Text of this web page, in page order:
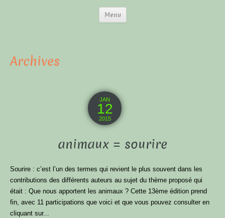
Menu
Archives
JAN
12
2015
animaux = sourire
Sourire : c’est l’un des termes qui revient le plus souvent dans les
contributions des différents auteurs au sujet du thème proposé qui
était : Que nous apportent les animaux ? Cette 13ème édition prend
fin, avec 11 participations que voici et que vous pouvez consulter en
cliquant sur...